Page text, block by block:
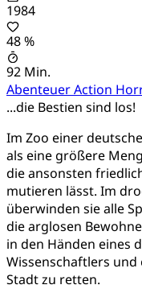
1984
48 %
92 Min.
AbenteuerAction
...die Bestien sind los!
Im Zoo einer
als eine größere
die ansonsten
mutieren lässt. Im
überwinden sie alle
die arglosen
in den Händen eines
Wissenschaftlers
Stadt zu retten.